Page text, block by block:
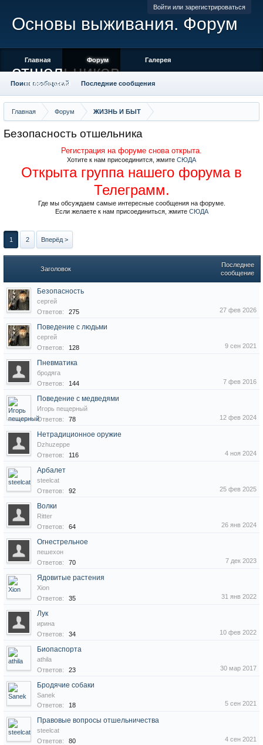
Войти или зарегистрироваться
Главная Форум ЖИЗНЬ И БЫТ
Безопасность отшельника
Регистрация на форуме снова открыта.
Хотите к нам присоединится, жмите СЮДА
Открыта группа нашего форума в
Телеграмм.
Где мы обсуждаем самые интересные сообщения на форуме.
Если желаете к нам присоединиться, жмите СЮДА
1 2 Вперёд >
Заголовок
Последнее
сообщение
Безопасность
сергей
Ответов:
275 27 фев 2026
Поведение с людьми
сергей
Ответов:
128 9 сен 2021
Пневматика
бродяга
Ответов:
144 7 фев 2016
Поведение с медведями
Игорь пещерный
Ответов:
78 12 фев 2024
Нетрадиционное оружие
Dzhuzeppe
Ответов:
116 4 ноя 2024
Арбалет
steelcat
Ответов:
92 25 фев 2025
Волки
Ritter
Ответов:
64 26 янв 2024
Огнестрельное
пешехон
Ответов:
70 7 дек 2023
Ядовитые растения
Xion
Ответов:
35 31 янв 2022
Лук
ирина
Ответов:
34 10 фев 2022
Биопаспорта
athila
Ответов:
23 30 мар 2017
Бродячие собаки
Sanek
Ответов:
18 5 сен 2021
Правовые вопросы отшельничества
steelcat
Ответов:
80 4 сен 2021
Основы выживания. Форум
отшельников
Главная Форум
Поиск сообщений Последние сообщения
Галерея
Пользователи